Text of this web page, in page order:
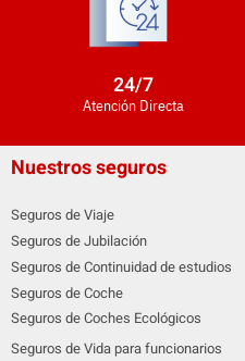
Atención Directa
24/7
Nuestros seguros
Seguros de Viaje
Seguros de Jubilación
Seguros de Continuidad de estudios
Seguros de Coche
Seguros de Coches Ecológicos
Seguros de Vida para funcionarios